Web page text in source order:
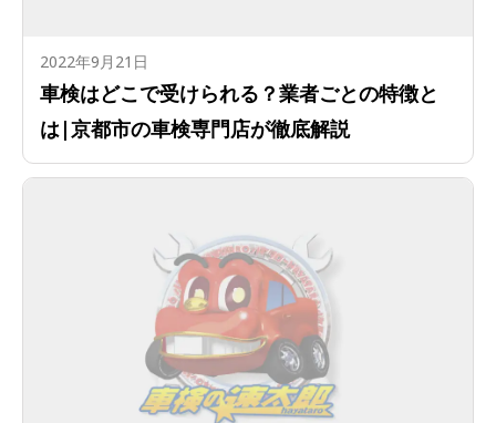
2022年9月21日
車検はどこで受けられる？業者ごとの特徴と
は|京都市の車検専門店が徹底解説